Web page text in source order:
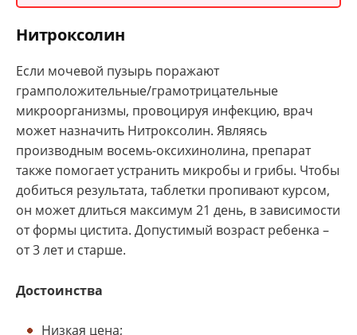
Нитроксолин
Если мочевой пузырь поражают
грамположительные/грамотрицательные
микроорганизмы, провоцируя инфекцию, врач
может назначить Нитроксолин. Являясь
производным восемь-оксихинолина, препарат
также помогает устранить микробы и грибы. Чтобы
добиться результата, таблетки пропивают курсом,
он может длиться максимум 21 день, в зависимости
от формы цистита. Допустимый возраст ребенка –
от 3 лет и старше.
Достоинства
Низкая цена;